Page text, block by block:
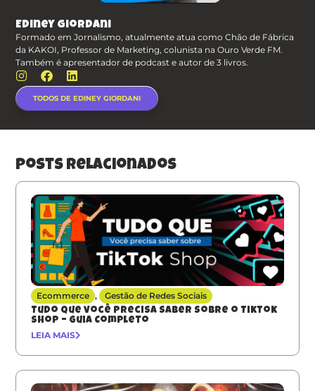
Ediney Giordani
Formado em Jornalismo, atualmente atua como Chão de Fábrica
da KAKOI, Professor de Marketing, colunista na Ouro Verde FM.
Também é apresentador de podcast e autor de 3 livros.
TODOS DE EDINEY GIORDANI
posts relacionados
Ecommerce , Gestão de Redes Sociais
Tudo que você precisa saber sobre o TikTok
Shop – Guia Completo
LEIA MAIS